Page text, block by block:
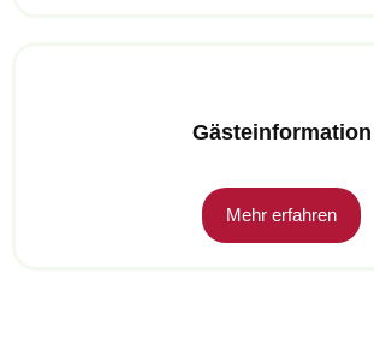
Gästeinformation
Mehr erfahren